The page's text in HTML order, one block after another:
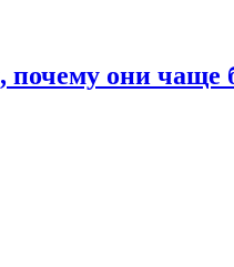
почему они